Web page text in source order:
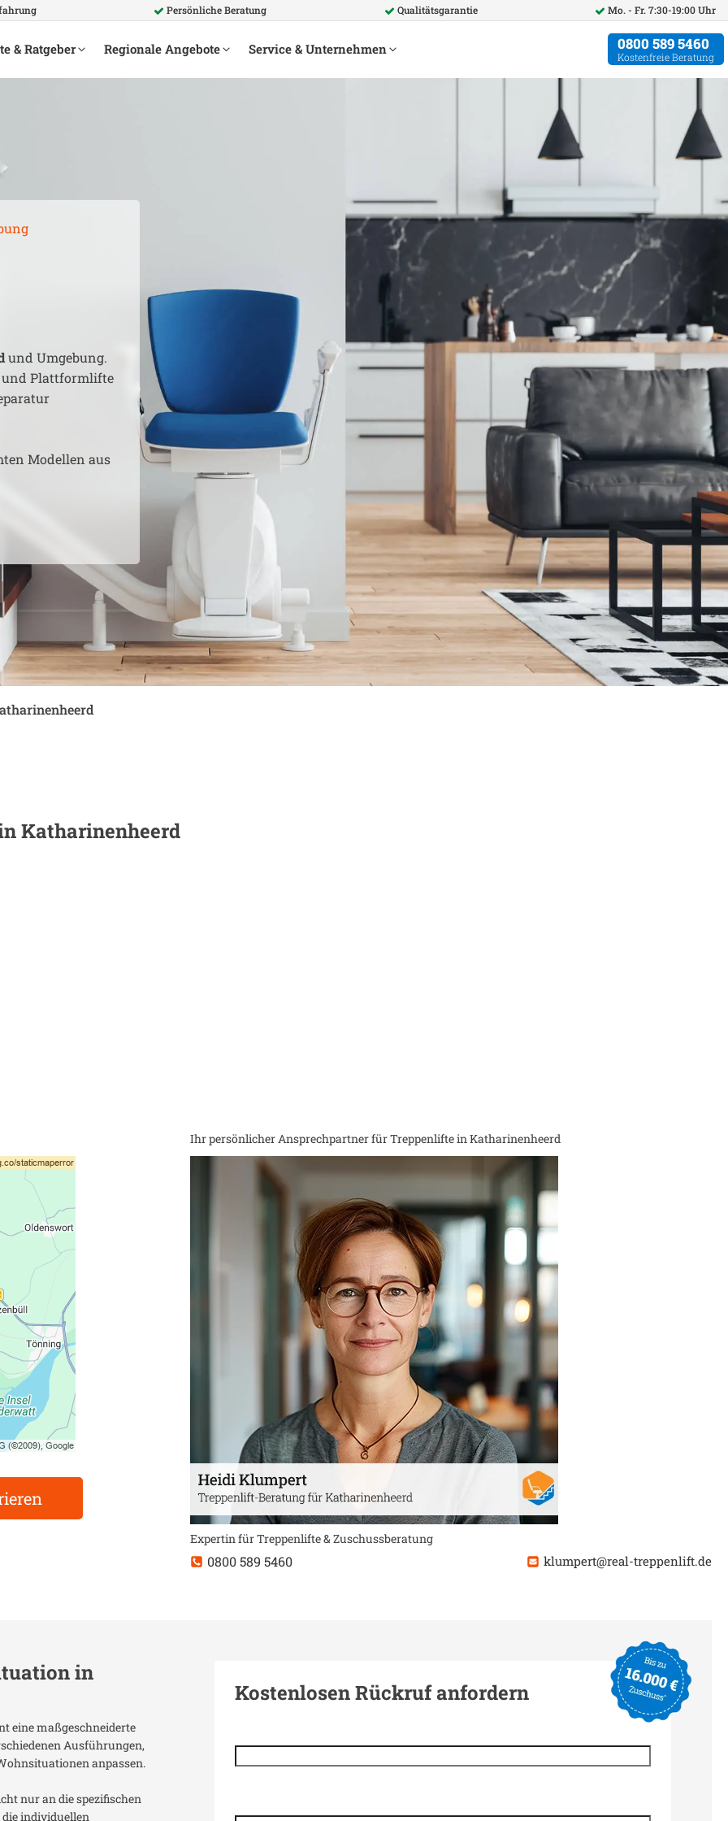
Persönliche Beratung Qualitätsgarantie Mo. - Fr. 7:30-19:00 Uhr
& Ratgeber Regionale Angebote Service & Unternehmen 0800 589 5460
Kostenfreie Beratung
und Umgebung.
und Plattformlifte
Modellen aus
Katharinenheerd
Ihr persönlicher Ansprechpartner für Treppenlifte in Katharinenheerd
Expertin für Treppenlifte & Zuschussberatung
0800 589 5460 klumpert@real-treppenlift.de
in
eine maßgeschneiderte
Ausführungen,
anpassen.
nur an die spezifischen
individuellen
Kostenlosen Rückruf anfordern